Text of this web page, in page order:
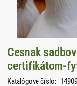
Cesnak
certifikátom-
Katalógové číslo: